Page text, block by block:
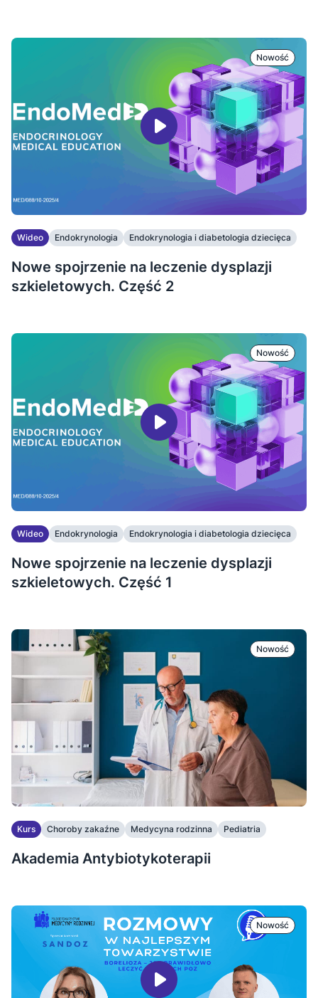
Nowość
Wideo Endokrynologia
Endokrynologia i diabetologia dziecięca
Nowe spojrzenie na leczenie dysplazji
szkieletowych. Część 2
Nowość
Wideo Endokrynologia
Endokrynologia i diabetologia dziecięca
Nowe spojrzenie na leczenie dysplazji
szkieletowych. Część 1
Nowość
Kurs Choroby zakaźne Medycyna rodzinna Pediatria
Akademia Antybiotykoterapii
Nowość